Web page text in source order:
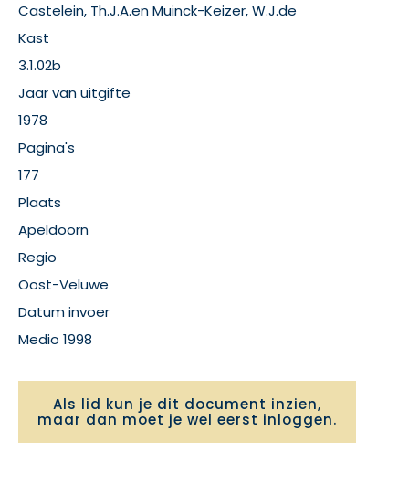
Castelein, Th.J.A.en Muinck-Keizer, W.J.de
Kast
3.1.02b
Jaar van uitgifte
1978
Pagina's
177
Plaats
Apeldoorn
Regio
Oost-Veluwe
Datum invoer
Medio 1998
Als lid kun je dit document inzien,
maar dan moet je wel eerst inloggen.